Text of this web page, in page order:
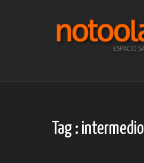
Tag : intermedio